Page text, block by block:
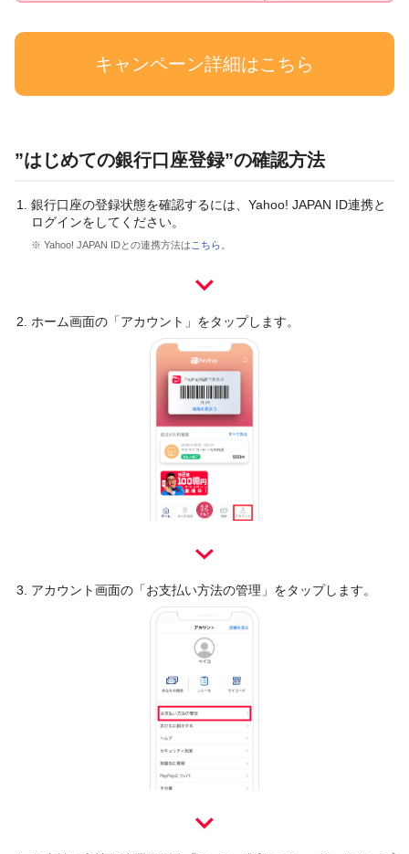
キャンペーン詳細はこちら
”はじめての銀行口座登録”の確認方法
銀行口座の登録状態を確認するには、Yahoo! JAPAN ID連携と
ログインをしてください。
※ Yahoo! JAPAN IDとの連携方法は こちら
ホーム画面の「アカウント」をタップします。
アカウント画面の「お支払い方法の管理」をタップします。